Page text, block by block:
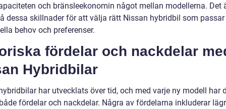
och bränsleekonomin något mellan modellerna. Det
dessa skillnader för att välja rätt Nissan hybridbil som passar
behov och preferenser.
fördelar och nackdelar
Hybridbilar
har utvecklats över tid, och med varje ny modell har
fördelar och nackdelar. Några av fördelarna inkluderar